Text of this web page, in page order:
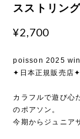
スストリン
¥2,700
poisson 2025
✦日本正規販売店✦
カラフルで遊び心
のポアソン。
今期からジュニア